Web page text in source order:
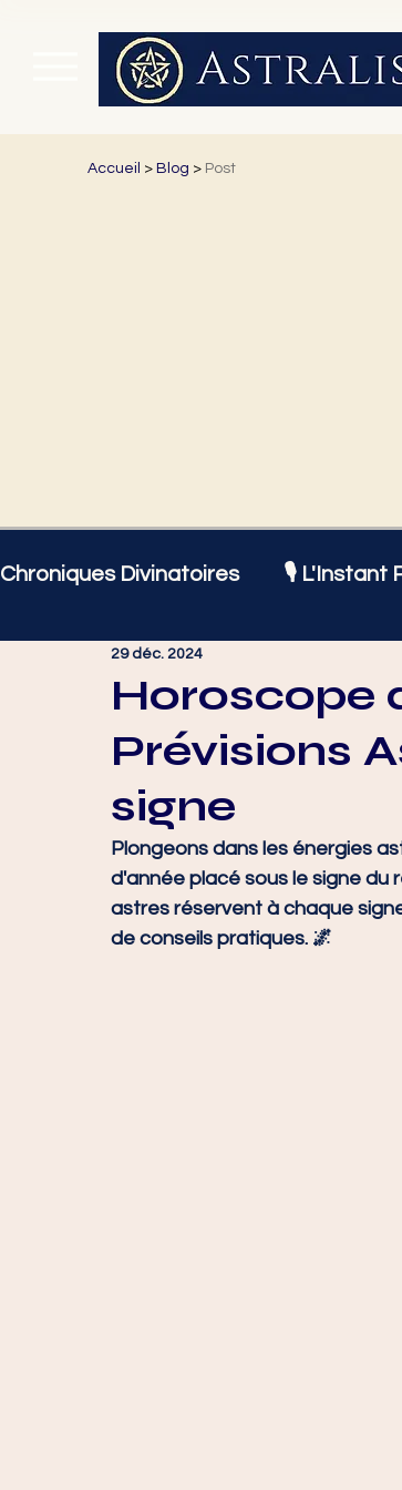
Accueil > Blog > Post
Chroniques Divinatoires 🎙️ L'Instant
Astrologie Amour et Sentiments
Actualités ♈ Bélier ♉
♍ Vierge ♎ Balance
♑ Capricorne ♒ Verseau
Horoscope
Prévisions
signe
29 déc. 2024
Plongeons dans les énergies
d'année placé sous le signe du
astres réservent à chaque
de conseils pratiques. 🌌